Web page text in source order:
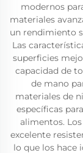
modernos
materiales
un rendimiento
Las
superficies
capacidad de
de mano
materiales de
específicas
alimentos.
excelente
lo que los hace